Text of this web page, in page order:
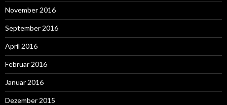
November 2016
September 2016
April 2016
Februar 2016
Januar 2016
Dezember 2015